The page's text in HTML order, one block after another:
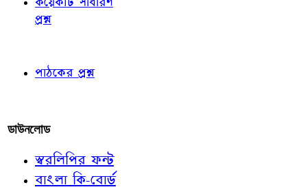
প্রশ্ন
পাঠকের প্রশ্ন
ডাউনলোড
স্বরলিপির ফন্ট
বাংলা কি-বোর্ড